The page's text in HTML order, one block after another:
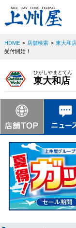
HOME > 店舗検索 > 東大和
受付開始！
ひがしやまとてん
東大和店